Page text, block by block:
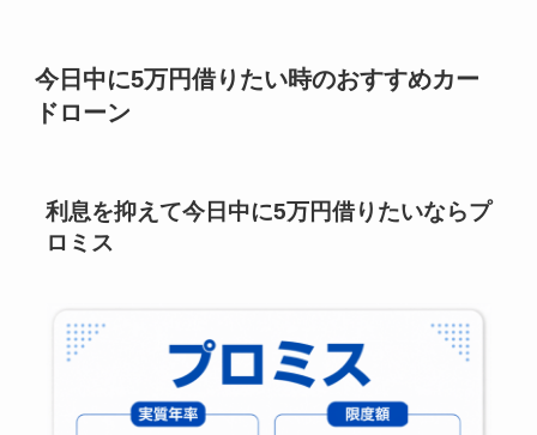
今日中に5万円借りたい時のおすすめカー
ドローン
利息を抑えて今日中に5万円借りたいならプ
ロミス